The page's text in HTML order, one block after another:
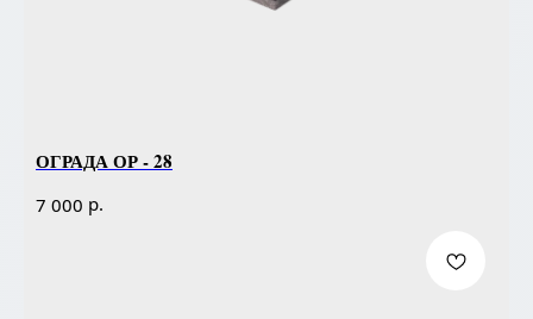
ОГРАДА ОР - 28
7 000 р.